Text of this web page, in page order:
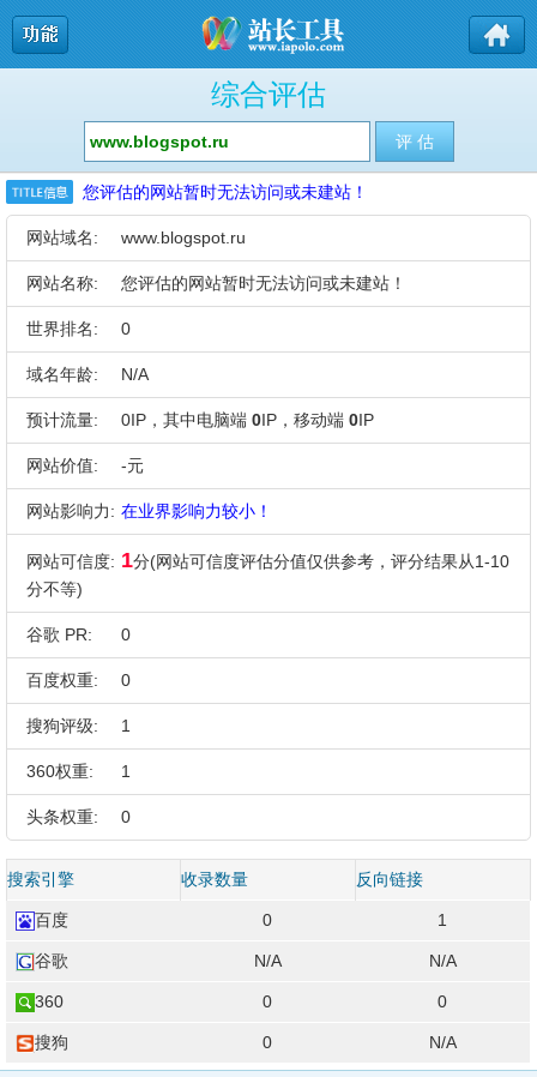
综合评估
您评估的网站暂时无法访问或未建站！
网站域名: www.blogspot.ru
网站名称: 您评估的网站暂时无法访问或未建站！
世界排名: 0
域名年龄: N/A
预计流量: 0IP，其中电脑端 0IP，移动端 0IP
网站价值: -元
网站影响力: 在业界影响力较小！
网站可信度: 1分(网站可信度评估分值仅供参考，评分结果从1-10
分不等)
谷歌 PR: 0
百度权重: 0
搜狗评级: 1
360权重: 1
头条权重: 0
搜索引擎 收录数量 反向链接
百度 0 1
谷歌 N/A N/A
360 0 0
搜狗 0 N/A